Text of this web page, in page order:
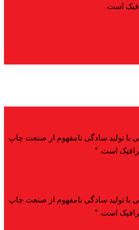
است.
با تولید سادگی نامفهوم از صنعت چاپ
است. "
با تولید سادگی نامفهوم از صنعت چاپ
است. "